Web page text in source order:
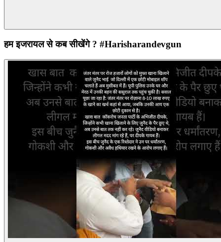
हम इजरायल से कब सीखेंगे ? #Harisharandevgun